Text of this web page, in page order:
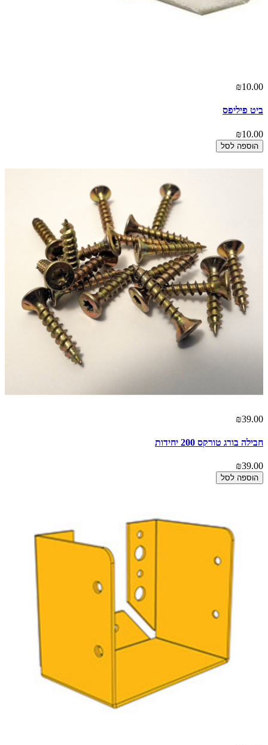
₪10.00
ביט פיליפס
₪10.00
הוספה לסל
₪39.00
חבילה בורג טורקס 200 יחידות
₪39.00
הוספה לסל